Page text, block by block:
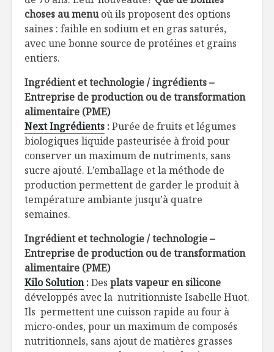
choses au menuoù ils proposent des options
saines : faible en sodium et en gras saturés,
avec une bonne source de protéines et grains
entiers.
Ingrédient et technologie / ingrédients –
Entreprise de production ou de transformation
alimentaire (PME)
Next Ingrédients :Purée de fruits et légumes
biologiques liquide pasteurisée à froid pour
conserver un maximum de nutriments, sans
sucre ajouté. L’emballage et la méthode de
production permettent de garder le produit à
température ambiante jusqu’à quatre
semaines.
Ingrédient et technologie / technologie –
Entreprise de production ou de transformation
alimentaire (PME)
Kilo Solution:Des plats vapeur en silicone
développés avec la nutritionniste Isabelle Huot.
Ils permettent une cuisson rapide au four à
micro-ondes, pour un maximum de composés
nutritionnels, sans ajout de matières grasses